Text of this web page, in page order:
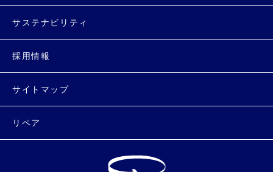
サステナビリティ
採用情報
サイトマップ
リペア